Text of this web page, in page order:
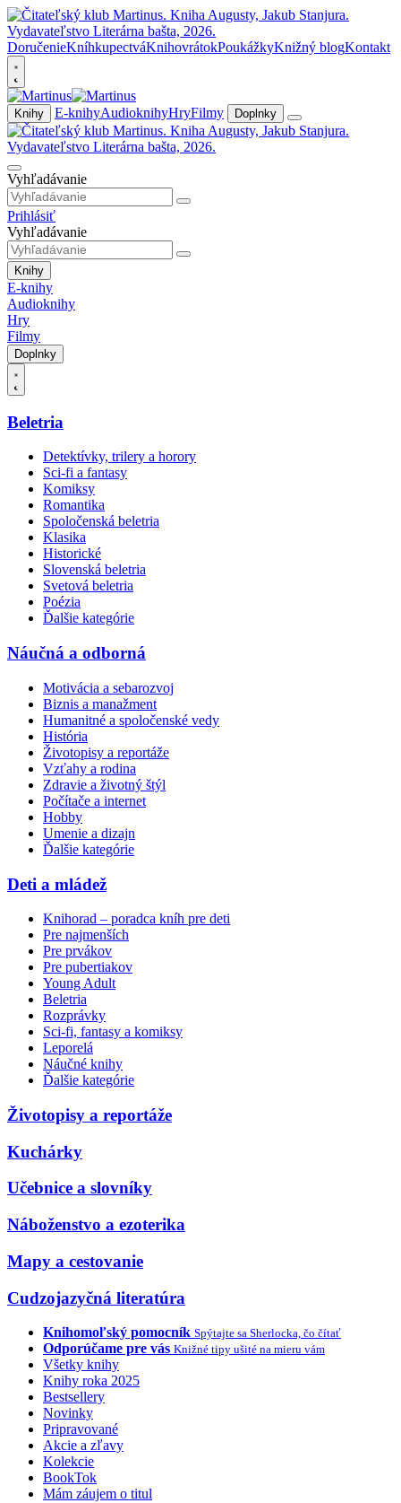
DoručenieKníhkupectváKnihovrátokPoukážkyKnižný blogKontakt
Knihy E-knihyAudioknihyHryFilmy Doplnky
Vyhľadávanie
Prihlásiť
Vyhľadávanie
Knihy
E-knihy
Audioknihy
Hry
Filmy
Doplnky
Beletria
Detektívky, trilery a horory
Sci-fi a fantasy
Komiksy
Romantika
Spoločenská beletria
Klasika
Historické
Slovenská beletria
Svetová beletria
Poézia
Ďalšie kategórie
Náučná a odborná
Motivácia a sebarozvoj
Biznis a manažment
Humanitné a spoločenské vedy
História
Životopisy a reportáže
Vzťahy a rodina
Zdravie a životný štýl
Počítače a internet
Hobby
Umenie a dizajn
Ďalšie kategórie
Deti a mládež
Knihorad – poradca kníh pre deti
Pre najmenších
Pre prvákov
Pre pubertiakov
Young Adult
Beletria
Rozprávky
Sci-fi, fantasy a komiksy
Leporelá
Náučné knihy
Ďalšie kategórie
Životopisy a reportáže
Kuchárky
Učebnice a slovníky
Náboženstvo a ezoterika
Mapy a cestovanie
Cudzojazyčná literatúra
Knihomoľský pomocník Spýtajte sa Sherlocka, čo čítať
Odporúčame pre vás Knižné tipy ušité na mieru vám
Všetky knihy
Knihy roka 2025
Bestsellery
Novinky
Pripravované
Akcie a zľavy
Kolekcie
BookTok
Mám záujem o titul